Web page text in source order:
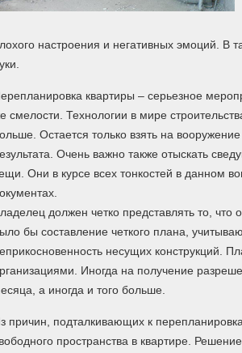
настроения и негативных эмоций. В
квартиры – серьезное
смелости. Технологии в мире
Остается только взять на
Очень важно также отыскать
Они в курсе всех тонкостей в данном
должен четко представлять то,
бы составление четкого плана,
несущих конструкций.
Иногда на получение
а иногда и того больше.
причин, подталкивающих к
пространства в квартире.